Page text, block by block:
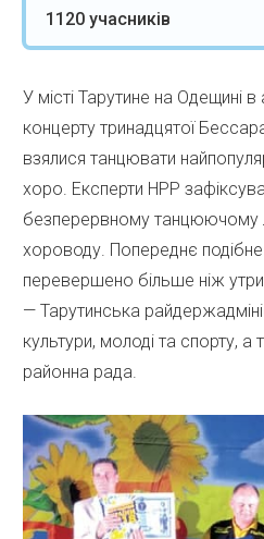
1120 учасників
У місті Тарутине на Одещині в
концерту тринадцятої
взялися танцювати
хоро. Експерти НРР
безперервному танцюючому
хороводу. Попереднє
перевершено більше ніж
— Тарутинська
культури, молоді та спорту,
районна рада.